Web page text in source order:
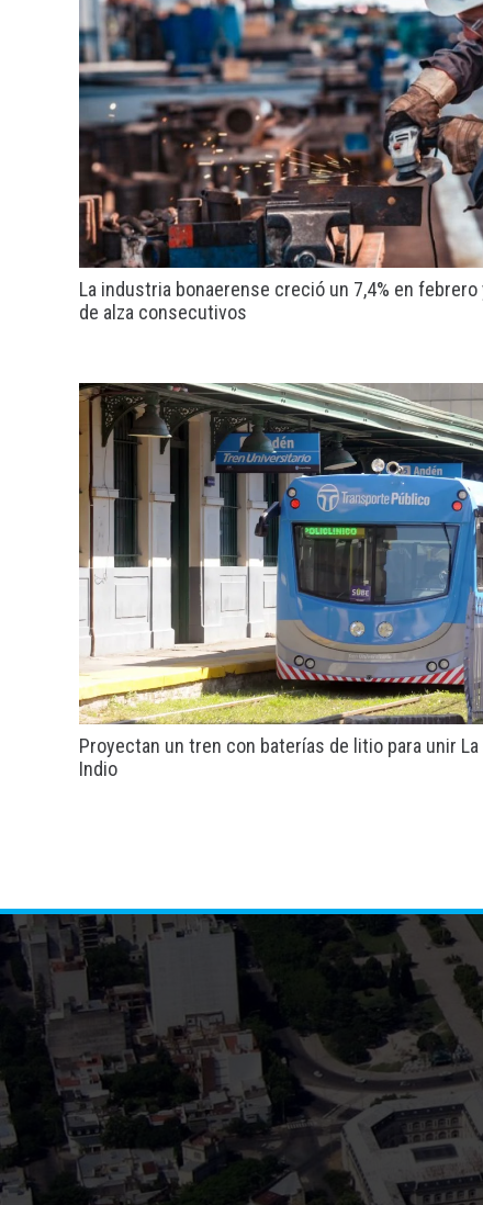
La industria bonaerense creció un 7,4% en
de alza consecutivos
Proyectan un tren con baterías de litio para unir La
Indio